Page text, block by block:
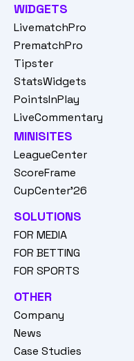
WIDGETS
LivematchPro
PrematchPro
Tipster
StatsWidgets
PointsInPlay
LiveCommentary
MINISITES
LeagueCenter
ScoreFrame
CupCenter'26
SOLUTIONS
FOR MEDIA
FOR BETTING
FOR SPORTS
OTHER
Company
News
Case Studies